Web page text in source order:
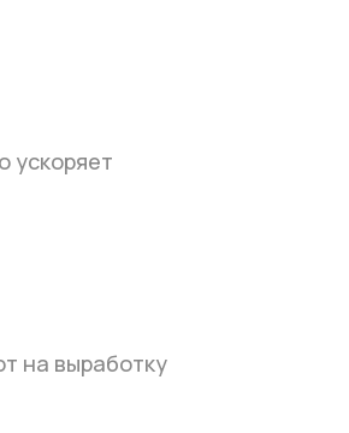
ускоряет
на выработку